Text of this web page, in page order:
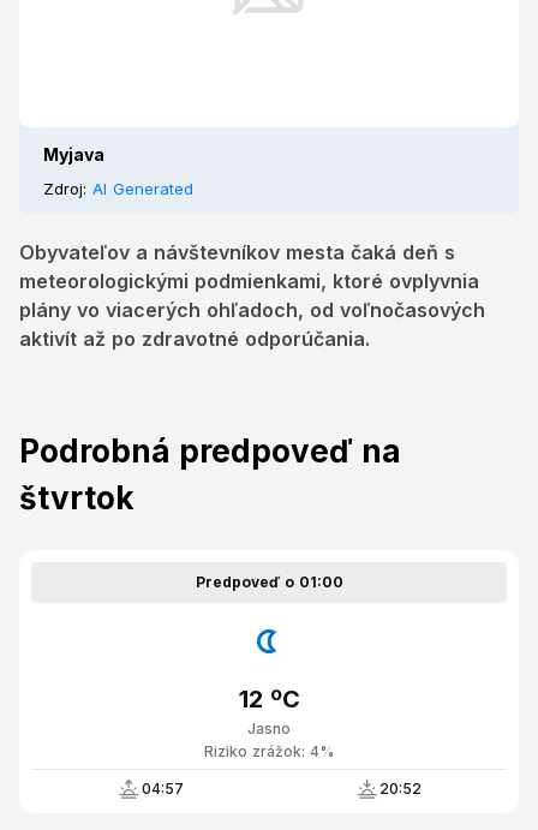
Myjava
Zdroj: AI Generated
Obyvateľov a návštevníkov mesta čaká deň s
meteorologickými podmienkami, ktoré ovplyvnia
plány vo viacerých ohľadoch, od voľnočasových
aktivít až po zdravotné odporúčania.
Podrobná predpoveď na
štvrtok
Predpoveď o 01:00
Jasno
12 ºC
Riziko zrážok: 4%
04:57 20:52